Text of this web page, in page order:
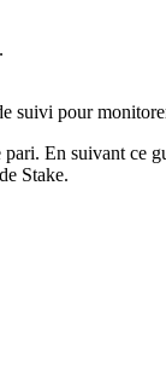
suivi pour
En suivant ce
Stake.